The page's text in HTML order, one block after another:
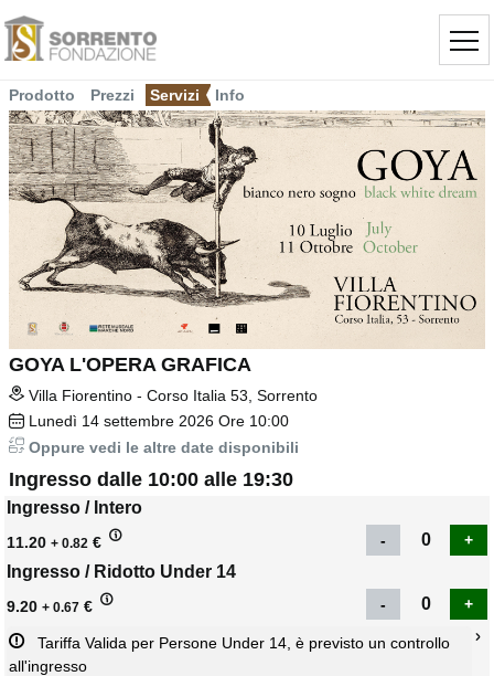
Prodotto Prezzi Servizi Info
GOYA L'OPERA GRAFICA
Villa Fiorentino - Corso Italia 53, Sorrento
Lunedì 14 settembre 2026 Ore 10:00
Oppure vedi le altre date disponibili
Ingresso dalle 10:00 alle 19:30
Ingresso / Intero
11.20 + 0.82 €
Ingresso / Ridotto Under 14
9.20 + 0.67 €
all'ingresso